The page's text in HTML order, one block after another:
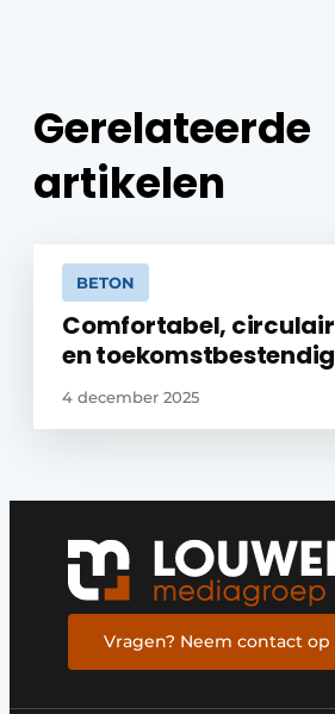
Gerelateerde
artikelen
BETON
Comfortabel, circulair
en toekomstbestendig
4 december 2025
Vragen? Neem contact op